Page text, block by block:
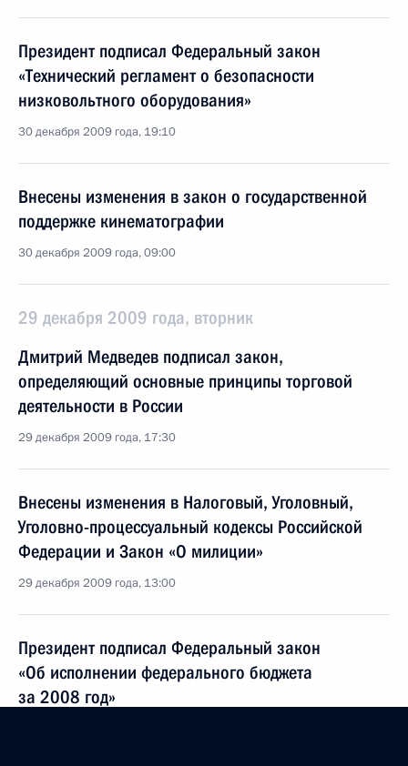
Президент подписал Федеральный закон
«Технический регламент о безопасности
низковольтного оборудования»
30 декабря 2009 года, 19:10
Внесены изменения в закон о государственной
поддержке кинематографии
30 декабря 2009 года, 09:00
29 декабря 2009 года, вторник
Дмитрий Медведев подписал закон,
определяющий основные принципы торговой
деятельности в России
29 декабря 2009 года, 17:30
Внесены изменения в Налоговый, Уголовный,
Уголовно-процессуальный кодексы Российской
Федерации и Закон «О милиции»
29 декабря 2009 года, 13:00
Президент подписал Федеральный закон
«Об исполнении федерального бюджета
за 2008 год»